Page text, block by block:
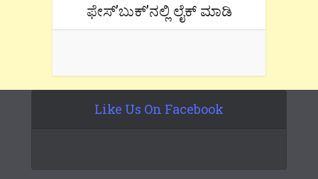
ಫೇಸ್’ಬುಕ್’ನಲ್ಲಿ ಲೈಕ್ ಮಾಡಿ
Like Us On Facebook